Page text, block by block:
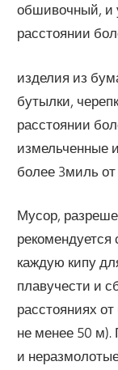
обшивочный, и
расстоянии
изделия из
бутылки,
расстоянии
измельченные
более 3миль от
Мусор,
рекомендуется
каждую кипу
плавучести и
расстояниях
не менее 50
и